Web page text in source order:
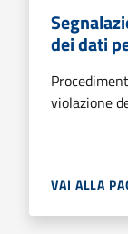
dei dati
violazione
VAI ALLA